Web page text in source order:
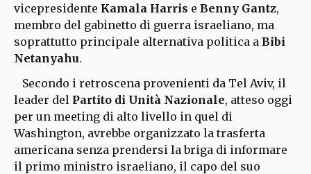
vicepresidente Kamala Harris e Benny Gantz,
membro del gabinetto di guerra israeliano, ma
soprattutto principale alternativa politica a Bibi
Netanyahu.
Secondo i retroscena provenienti da Tel Aviv, il
leader del Partito di Unità Nazionale, atteso oggi
per un meeting di alto livello in quel di
Washington, avrebbe organizzato la trasferta
americana senza prendersi la briga di informare
il primo ministro israeliano, il capo del suo